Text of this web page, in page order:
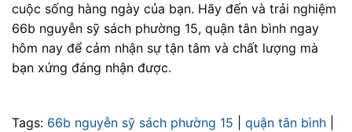
cuộc sống hàng ngày của bạn. Hãy đến và trải nghiệm
66b nguyễn sỹ sách phường 15, quận tân bình ngay
hôm nay để cảm nhận sự tận tâm và chất lượng mà
bạn xứng đáng nhận được.
Tags: 66b nguyễn sỹ sách phường 15 quận tân bình